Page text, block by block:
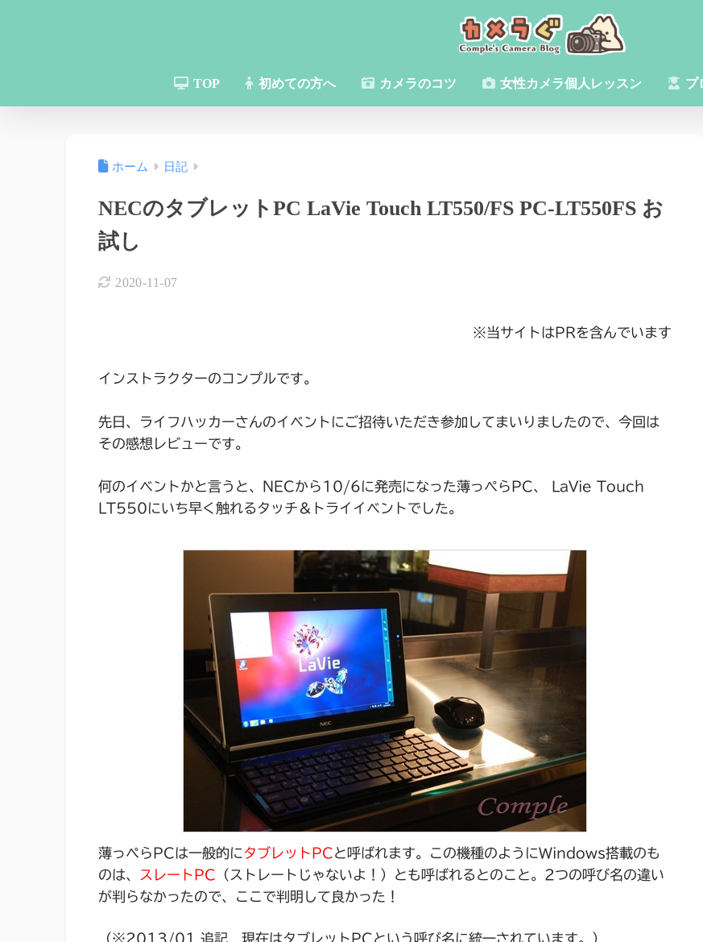
TOP 初めての方へ カメラのコツ 女性カメラ個人レッスン プ
ホーム 日記
NECのタブレットPC LaVie Touch LT550/FS PC-LT550FS お
試し
2020-11-07
※当サイトはPRを含んでいます
インストラクターのコンプルです。
先日、ライフハッカーさんのイベントにご招待いただき参加してまいりましたので、今回は
その感想レビューです。
何のイベントかと言うと、NECから10/6に発売になった薄っぺらPC、 LaVie Touch
LT550にいち早く触れるタッチ＆トライイベントでした。
薄っぺらPCは一般的にタブレットPCと呼ばれます。この機種のようにWindows搭載のも
のは、
スレートPC （ストレートじゃないよ！）とも呼ばれるとのこと。2つの呼び名の違い
が判らなかったので、ここで判明して良かった！
（※2013/01 追記 現在はタブレットPCという呼び名に統一されています。）